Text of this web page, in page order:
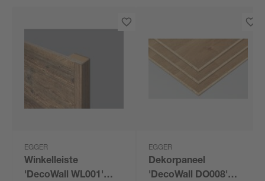
EGGER
Winkelleiste
'DecoWall WL001'
EGGER
Dekorpaneel
'DecoWall DO008'